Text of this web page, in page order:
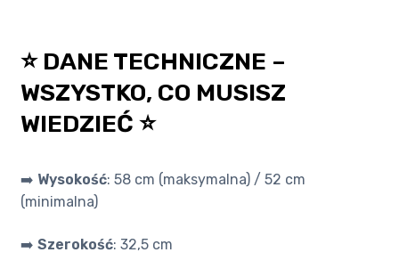
⭐ DANE TECHNICZNE –
WSZYSTKO, CO MUSISZ
WIEDZIEĆ ⭐
➡️ Wysokość: 58 cm (maksymalna) / 52 cm
(minimalna)
➡️ Szerokość: 32,5 cm